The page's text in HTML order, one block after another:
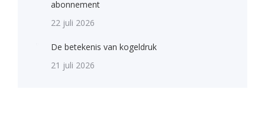
abonnement
22 juli 2026
De betekenis van kogeldruk
21 juli 2026